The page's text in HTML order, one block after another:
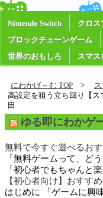
Nintendo Switch クロス
ブロックチェーンゲーム
世界のおもしろ
スマス
にわかげ～む TOP
高設定を狙う立ち回り【
田
ゆる即にわかゲ
無料で今すぐ遊べるお
「無料ゲームって、ど
「初心者でもちゃんと
【初心者向け】おすす
はじめに 「ゲームに興